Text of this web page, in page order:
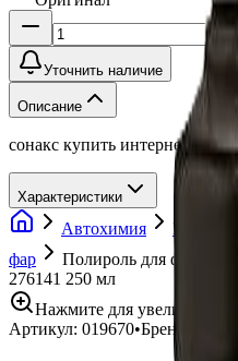
Уточнить наличие
Описание
сонакс купить интернет
Характеристики
Автохимия
фар
Полироль для фар
276141 250 мл
Нажмите для увеличения
Артикул: 019670•Бренд: